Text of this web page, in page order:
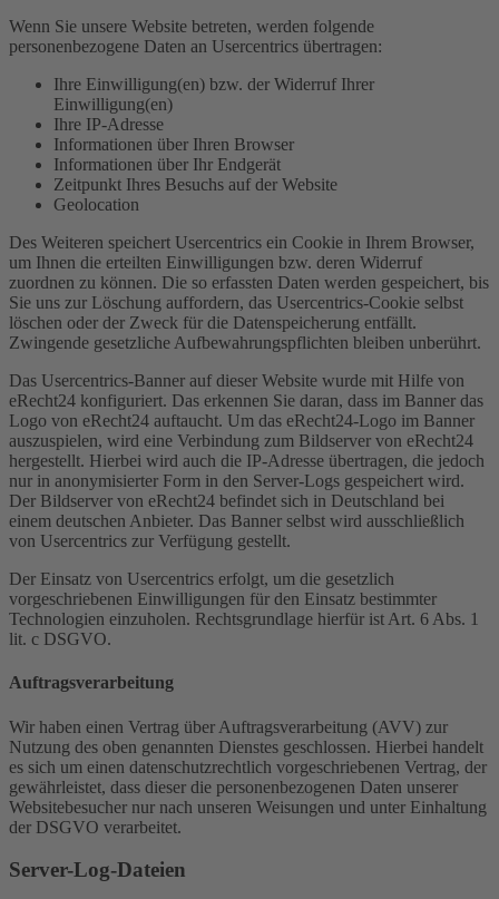
Wenn Sie unsere Website betreten, werden folgende
personenbezogene Daten an Usercentrics übertragen:
Ihre Einwilligung(en) bzw. der Widerruf Ihrer
Einwilligung(en)
Ihre IP-Adresse
Informationen über Ihren Browser
Informationen über Ihr Endgerät
Zeitpunkt Ihres Besuchs auf der Website
Geolocation
Des Weiteren speichert Usercentrics ein Cookie in Ihrem Browser,
um Ihnen die erteilten Einwilligungen bzw. deren Widerruf
zuordnen zu können. Die so erfassten Daten werden gespeichert, bis
Sie uns zur Löschung auffordern, das Usercentrics-Cookie selbst
löschen oder der Zweck für die Datenspeicherung entfällt.
Zwingende gesetzliche Aufbewahrungspflichten bleiben unberührt.
Das Usercentrics-Banner auf dieser Website wurde mit Hilfe von
eRecht24 konfiguriert. Das erkennen Sie daran, dass im Banner das
Logo von eRecht24 auftaucht. Um das eRecht24-Logo im Banner
auszuspielen, wird eine Verbindung zum Bildserver von eRecht24
hergestellt. Hierbei wird auch die IP-Adresse übertragen, die jedoch
nur in anonymisierter Form in den Server-Logs gespeichert wird.
Der Bildserver von eRecht24 befindet sich in Deutschland bei
einem deutschen Anbieter. Das Banner selbst wird ausschließlich
von Usercentrics zur Verfügung gestellt.
Der Einsatz von Usercentrics erfolgt, um die gesetzlich
vorgeschriebenen Einwilligungen für den Einsatz bestimmter
Technologien einzuholen. Rechtsgrundlage hierfür ist Art. 6 Abs. 1
lit. c DSGVO.
Auftragsverarbeitung
Wir haben einen Vertrag über Auftragsverarbeitung (AVV) zur
Nutzung des oben genannten Dienstes geschlossen. Hierbei handelt
es sich um einen datenschutzrechtlich vorgeschriebenen Vertrag, der
gewährleistet, dass dieser die personenbezogenen Daten unserer
Websitebesucher nur nach unseren Weisungen und unter Einhaltung
der DSGVO verarbeitet.
Server-Log-Dateien